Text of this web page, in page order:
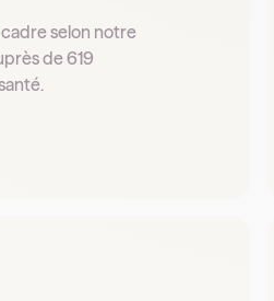
selon notre
de 619